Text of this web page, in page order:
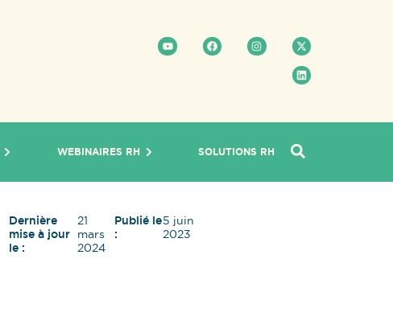
WEBINAIRES RH SOLUTIONS RH
Dernière
mise à jour
le :
21
mars
2024
Publié le
:
5 juin
2023